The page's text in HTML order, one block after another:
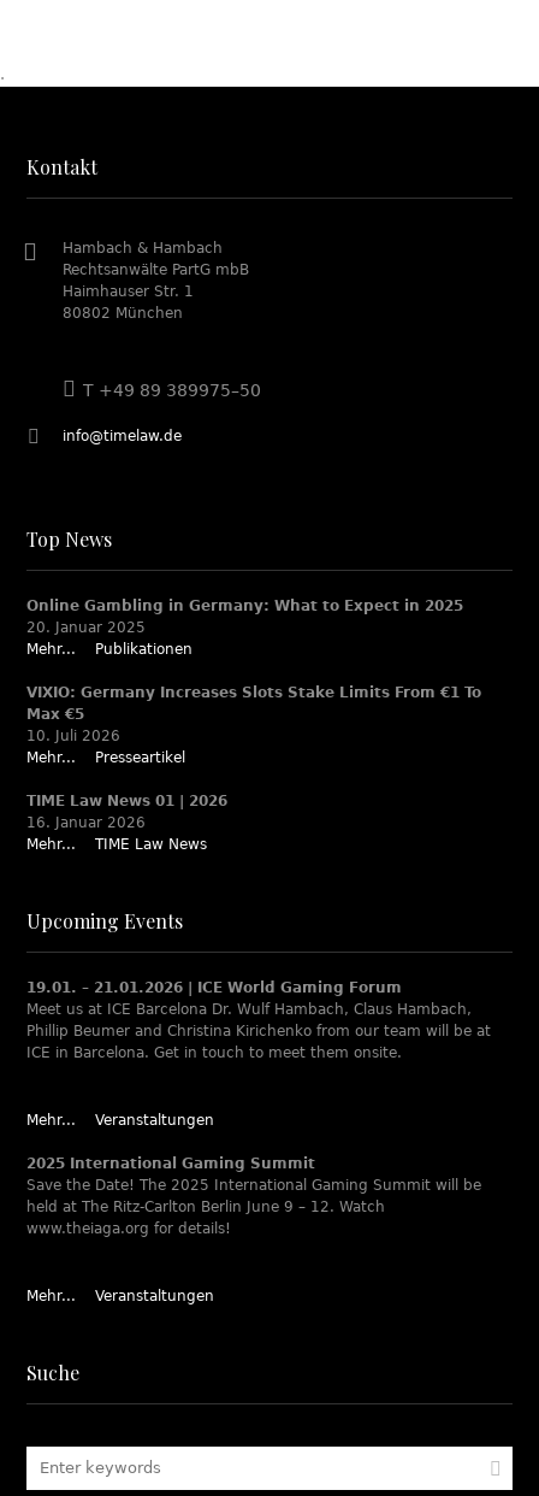
.
Kontakt
Hambach & Hambach
Rechtsanwälte PartG mbB
Haimhauser Str. 1
80802 München
T +49 89 389975–50
info@timelaw.de
Top News
Online Gambling in Germany: What to Expect in 2025
20. Januar 2025
Mehr...
Publikationen
VIXIO: Germany Increases Slots Stake Limits From €1 To
Max €5
10. Juli 2026
Mehr...
Presseartikel
TIME Law News 01 | 2026
16. Januar 2026
Mehr...
TIME Law News
Upcoming Events
19.01. – 21.01.2026 | ICE World Gaming Forum
Meet us at ICE Barcelona Dr. Wulf Hambach, Claus Hambach,
Phillip Beumer and Christina Kirichenko from our team will be at
ICE in Barcelona. Get in touch to meet them onsite.
Mehr... Veranstaltungen
2025 International Gaming Summit
Save the Date! The 2025 International Gaming Summit will be
held at The Ritz-Carlton Berlin June 9 – 12. Watch
www.theiaga.org for details!
Mehr... Veranstaltungen
Suche